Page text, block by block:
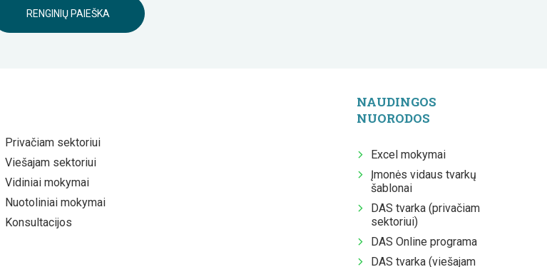
RENGINIŲ PAIEŠKA
Privačiam sektoriui
Viešajam sektoriui
Vidiniai mokymai
Nuotoliniai mokymai
Konsultacijos
NAUDINGOS
NUORODOS
Excel mokymai
Įmonės vidaus tvarkų
šablonai
DAS tvarka (privačiam
sektoriui)
DAS Online programa
DAS tvarka (viešajam